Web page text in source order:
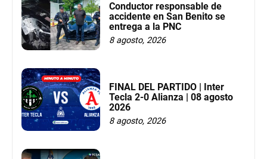
Conductor responsable de
accidente en San Benito se
entrega a la PNC
8 agosto, 2026
FINAL DEL PARTIDO | Inter
Tecla 2-0 Alianza | 08 agosto
2026
8 agosto, 2026